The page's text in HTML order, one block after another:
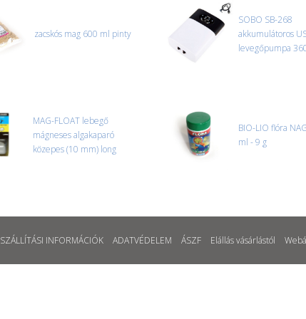
zacskós mag 600 ml pinty
SOBO SB-268
akkumulátoros
levegőpumpa
MAG-FLOAT lebegő
mágneses algakaparó
közepes (10 mm) long
BIO-LIO flóra
ml - 9 g
SZÁLLÍTÁSI INFORMÁCIÓK ADATVÉDELEM ÁSZF Elállás vásárlástól